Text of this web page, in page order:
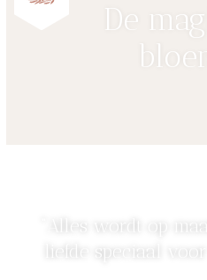
De
“Alles wordt op
liefde speciaal